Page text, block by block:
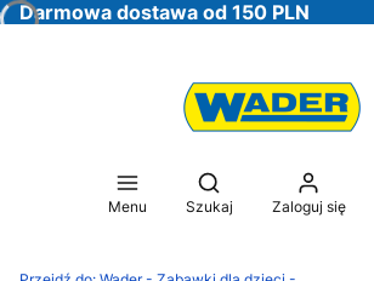
Darmowa dostawa od 150 PLN
Menu
Otwórz wyszukiwarkę
Szukaj Zaloguj się